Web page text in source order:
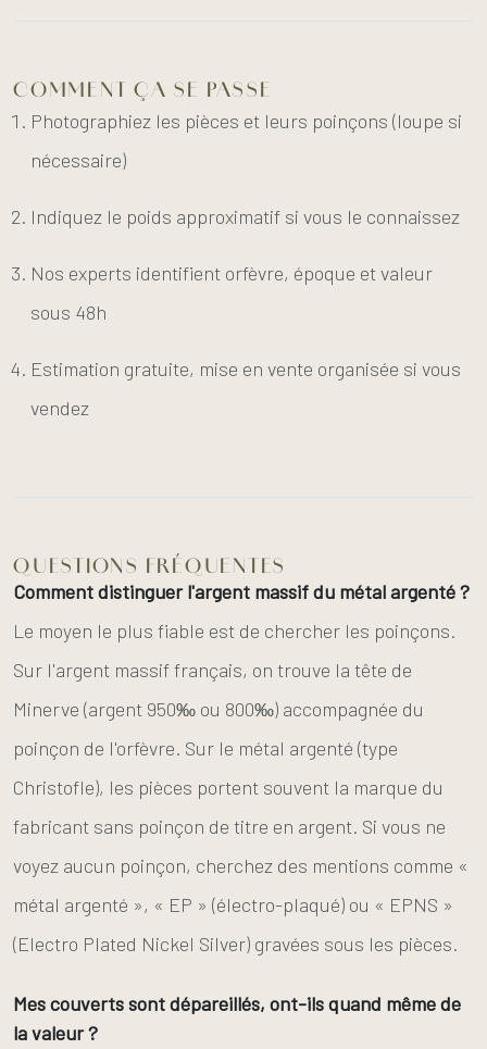
COMMENT ÇA SE PASSE
Photographiez les pièces et leurs poinçons (loupe si
nécessaire)
Indiquez le poids approximatif si vous le connaissez
Nos experts identifient orfèvre, époque et valeur
sous 48h
Estimation gratuite, mise en vente organisée si vous
vendez
QUESTIONS FRÉQUENTES
Comment distinguer l'argent massif du métal argenté ?
Le moyen le plus fiable est de chercher les poinçons.
Sur l'argent massif français, on trouve la tête de
Minerve (argent 950‰ ou 800‰) accompagnée du
poinçon de l'orfèvre. Sur le métal argenté (type
Christofle), les pièces portent souvent la marque du
fabricant sans poinçon de titre en argent. Si vous ne
voyez aucun poinçon, cherchez des mentions comme «
métal argenté », « EP » (électro-plaqué) ou « EPNS »
(Electro Plated Nickel Silver) gravées sous les pièces.
Mes couverts sont dépareillés, ont-ils quand même de
la valeur ?